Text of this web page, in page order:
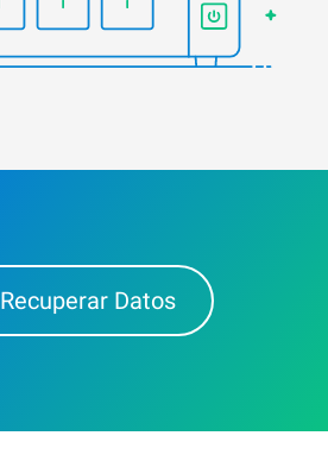
Recuperar Datos